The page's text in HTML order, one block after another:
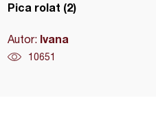
Pica rolat (2)
Autor: Ivana
10651